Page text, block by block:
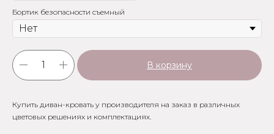
Бортик безопасности съемный
В корзину
Купить диван-кровать у производителя на заказ в различных
цветовых решениях и комплектациях.